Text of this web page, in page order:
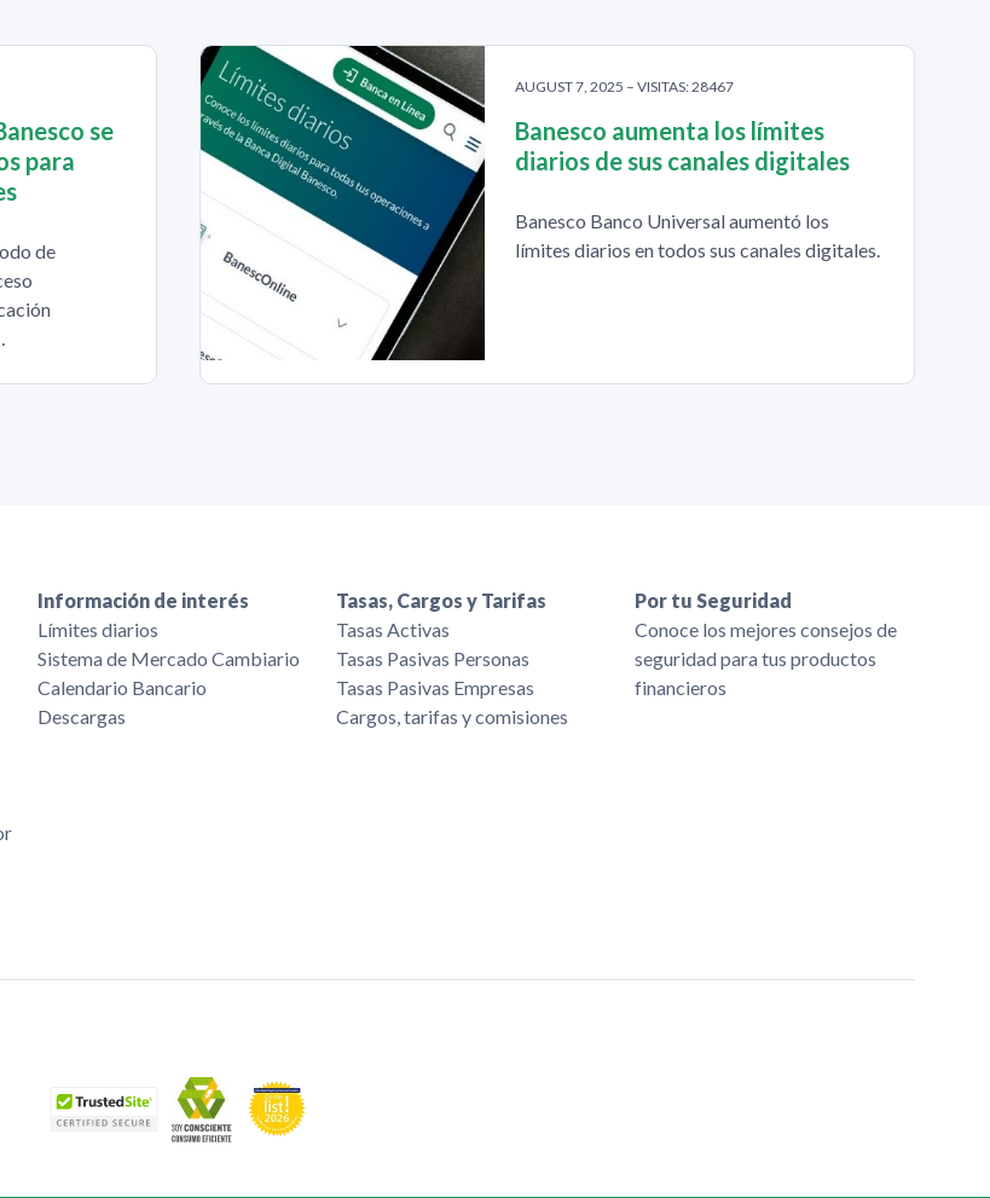
se
para
de
AUGUST 7, 2025 – VISITAS: 28467
Banesco aumenta los límites
diarios de sus canales digitales
Banesco Banco Universal aumentó los
límites diarios en todos sus canales digitales.
Información de interés
Límites diarios
Sistema de Mercado Cambiario
Calendario Bancario
Descargas
Tasas, Cargos y Tarifas
Tasas Activas
Tasas Pasivas Personas
Tasas Pasivas Empresas
Cargos, tarifas y comisiones
Por tu Seguridad
Conoce los mejores consejos de
seguridad para tus productos
financieros